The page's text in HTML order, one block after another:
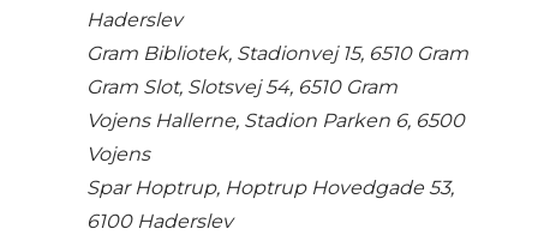
Haderslev
Gram Bibliotek, Stadionvej 15, 6510 Gram
Gram Slot, Slotsvej 54, 6510 Gram
Vojens Hallerne, Stadion Parken 6, 6500
Vojens
Spar Hoptrup, Hoptrup Hovedgade 53,
6100 Haderslev